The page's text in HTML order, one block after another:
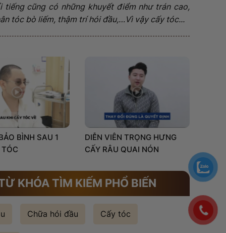
tiếng cũng có những khuyết điểm như trán cao,
tóc bò liếm, thậm trí hói đầu,…Vì vậy cấy tóc...
BÌNH SAU 1
DIỄN VIÊN TRỌNG HƯNG
CẤY RÂU QUAI NÓN
KHÓA TÌM KIẾM PHỔ BIẾN
Chữa hói đầu Cấy tóc